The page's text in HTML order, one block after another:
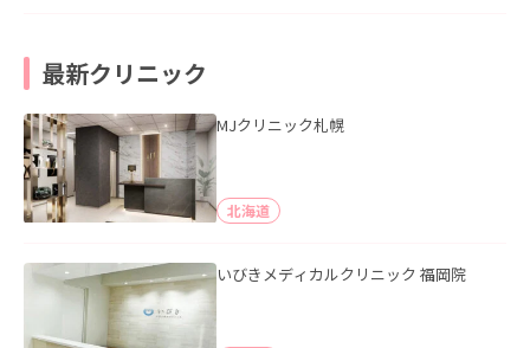
最新クリニック
MJクリニック札幌
北海道
いびきメディカルクリニック 福岡院